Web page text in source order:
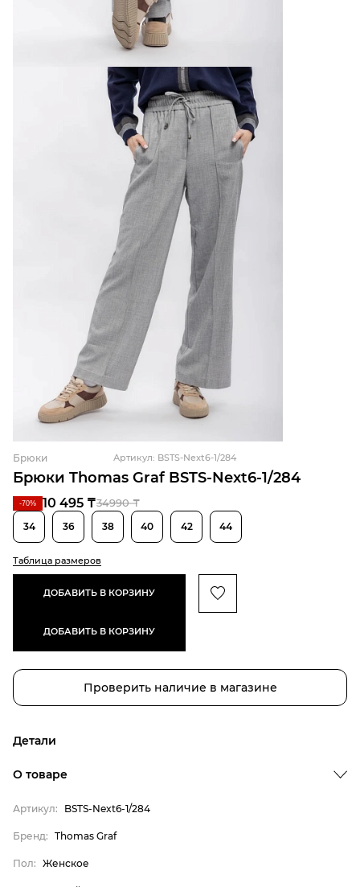
Брюки Thomas Graf BSTS-Next6-1/284
Брюки Артикул: BSTS-Next6-1/284
34990 ₸
10 495 ₸
-70%
34 36 38 40 42 44
Таблица размеров
ДОБАВИТЬ В КОРЗИНУ
ДОБАВИТЬ В КОРЗИНУ
Проверить наличие в магазине
Детали
О товаре
Артикул: BSTS-Next6-1/284
Бренд: Thomas Graf
Пол: Женское